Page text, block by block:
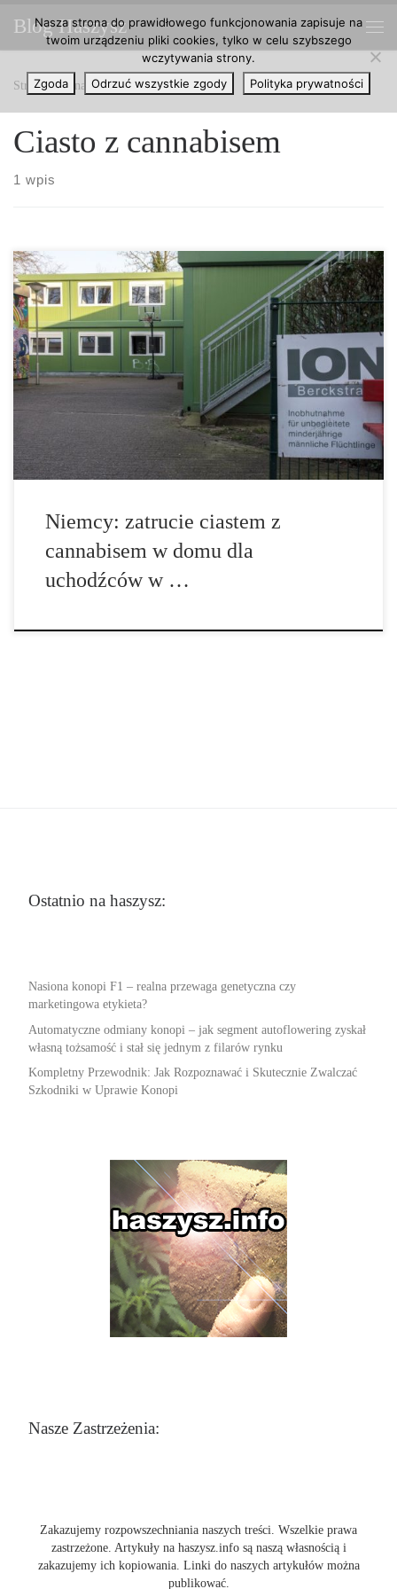
Przejdź do treści
Blog Haszysz
Strona główna » Ciasto z cannabisem
Ciasto z cannabisem
1 wpis
W niemieckim mieście Bremen dwie kobiety pracujące w ośrodku
dla uchodźców zostały przewiezione do szpitala.
Najprawdopodobniej zostały poczęstowane przez nastolatka,
mieszkańca domu, ciastem z cannabisem. I teraz uwaga,
najśmieszniejsza część wiadomości: życie jednej z kobiet było z
tego powodu zagrożone… Dwie pracownice jednego z ośrodków
dla uchodźców znalazły się w […]
Niemcy: zatrucie ciastem z
cannabisem w domu dla
uchodźców w …
Ostatnio na haszysz:
Nasiona konopi F1 – realna przewaga genetyczna czy
marketingowa etykieta?
Automatyczne odmiany konopi – jak segment autoflowering zyskał
własną tożsamość i stał się jednym z filarów rynku
Kompletny Przewodnik: Jak Rozpoznawać i Skutecznie Zwalczać
Szkodniki w Uprawie Konopi
Nasze Zastrzeżenia:
Zakazujemy rozpowszechniania naszych treści. Wszelkie prawa
zastrzeżone. Artykuły na haszysz.info są naszą własnością i
zakazujemy ich kopiowania. Linki do naszych artykułów można
publikować.
Nasza strona do prawidłowego funkcjonowania zapisuje na
twoim urządzeniu pliki cookies, tylko w celu szybszego
wczytywania strony.
Zgoda
Odrzuć wszystkie zgody Polityka prywatności